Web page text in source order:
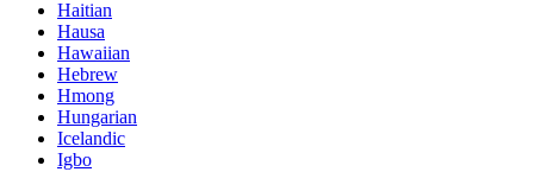
Haitian
Hausa
Hawaiian
Hebrew
Hmong
Hungarian
Icelandic
Igbo